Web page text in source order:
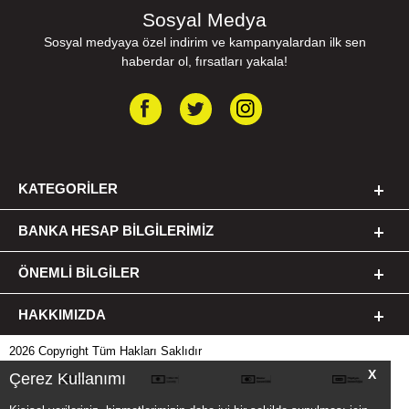
X
Çerez Kullanımı
Sosyal Medya
Sosyal medyaya özel indirim ve kampanyalardan ilk sen
haberdar ol, fırsatları yakala!
KATEGORILER
BANKA HESAP BILGILERIMIZ
ÖNEMLI BILGILER
HAKKIMIZDA
2026 Copyright Tüm Hakları Saklıdır